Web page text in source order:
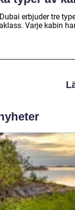
erbjuder tre
Varje kabin